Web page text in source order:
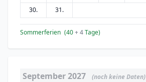
30.
31.
Sommerferien (40+ 4Tage)
September 2027
(noch keine Daten)